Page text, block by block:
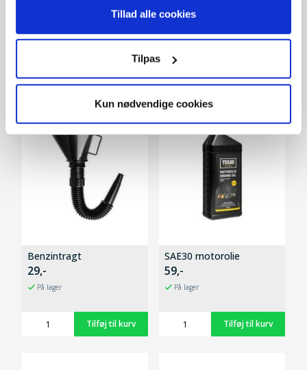
Tillad alle cookies
Tilpas
Kun nødvendige cookies
Benzintragt
29,-
På lager
SAE30 motorolie
59,-
På lager